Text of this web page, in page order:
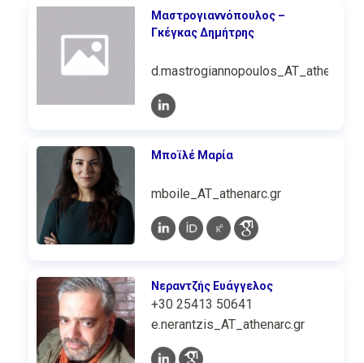
Μαστρογιαννόπουλος –
Γκέγκας Δημήτρης
Μποϊλέ Μαρία
mboile_AT_athenarc.gr
Νεραντζής Ευάγγελος
+30 25413 50641
e.nerantzis_AT_athenarc.gr